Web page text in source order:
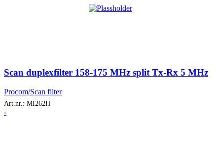
Scan duplexfilter 158-175 MHz split Tx-Rx 5 MHz
Procom/Scan filter
Art.nr.: MI262H
-